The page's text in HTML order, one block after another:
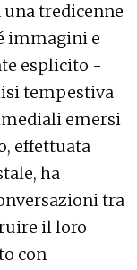
tredicenne
immagini e
esplicito -
tempestiva
emersi
effettuata
ha
tra
il loro
con